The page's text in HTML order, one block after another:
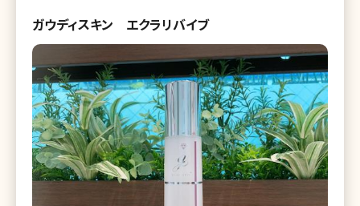
ガウディスキン エクラリバイブ